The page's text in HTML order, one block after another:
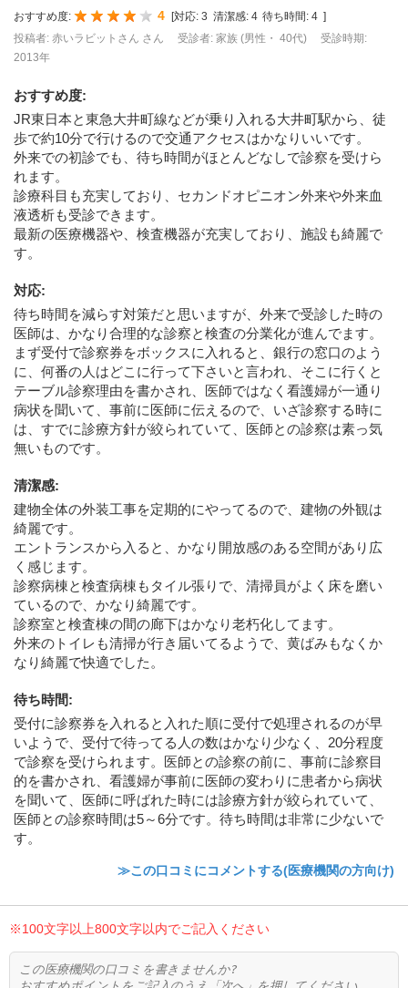
おすすめ度: 4 [対応: 3 清潔感: 4 待ち時間: 4 ]
投稿者: 赤いラビットさん さん
受診者: 家族 (男性・ 40代)
受診時期:
2013年
おすすめ度:
JR東日本と東急大井町線などが乗り入れる大井町駅から、徒
歩で約10分で行けるので交通アクセスはかなりいいです。
外来での初診でも、待ち時間がほとんどなしで診察を受けら
れます。
診療科目も充実しており、セカンドオピニオン外来や外来血
液透析も受診できます。
最新の医療機器や、検査機器が充実しており、施設も綺麗で
す。
対応:
待ち時間を減らす対策だと思いますが、外来で受診した時の
医師は、かなり合理的な診察と検査の分業化が進んでます。
まず受付で診察券をボックスに入れると、銀行の窓口のよう
に、何番の人はどこに行って下さいと言われ、そこに行くと
テーブル診察理由を書かされ、医師ではなく看護婦が一通り
病状を聞いて、事前に医師に伝えるので、いざ診察する時に
は、すでに診療方針が絞られていて、医師との診察は素っ気
無いものです。
清潔感:
建物全体の外装工事を定期的にやってるので、建物の外観は
綺麗です。
エントランスから入ると、かなり開放感のある空間があり広
く感じます。
診察病棟と検査病棟もタイル張りで、清掃員がよく床を磨い
ているので、かなり綺麗です。
診察室と検査棟の間の廊下はかなり老朽化してます。
外来のトイレも清掃が行き届いてるようで、黄ばみもなくか
なり綺麗で快適でした。
待ち時間:
受付に診察券を入れると入れた順に受付で処理されるのが早
いようで、受付で待ってる人の数はかなり少なく、20分程度
で診察を受けられます。医師との診察の前に、事前に診察目
的を書かされ、看護婦が事前に医師の変わりに患者から病状
を聞いて、医師に呼ばれた時には診療方針が絞られていて、
医師との診察時間は5～6分です。待ち時間は非常に少ないで
す。
≫この口コミにコメントする(医療機関の方向け)
※100文字以上800文字以内でご記入ください